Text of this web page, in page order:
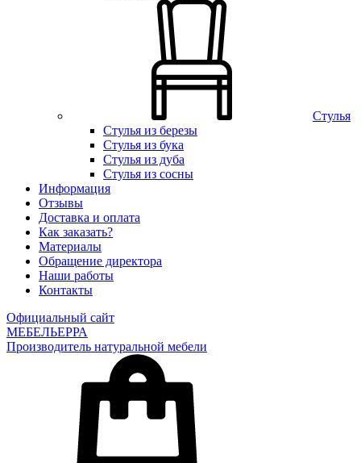
Стулья
Стулья из березы
Стулья из бука
Стулья из дуба
Стулья из сосны
Информация
Отзывы
Доставка и оплата
Как заказать?
Материалы
Обращение директора
Наши работы
Контакты
Официальный сайт
МЕБЕЛЬЕРРА
Производитель натуральной мебели